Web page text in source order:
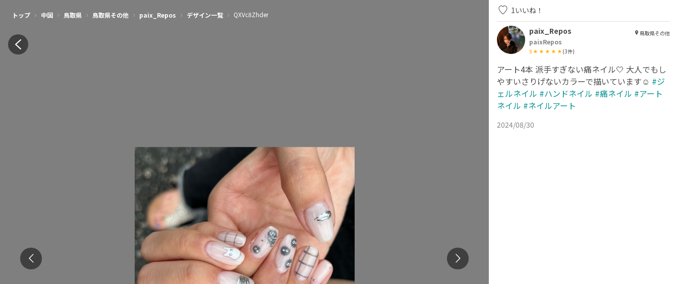
トップ › 中国 › 鳥取県 › 鳥取県その他 › paix_Repos › デザイン一覧 › QXVc8Zhder 1いいね！
paix_Repos
paixRepos
5 (3件)
鳥取県その他
アート4本 派手すぎない痛ネイル🤍 大人でもし
やすいさりげないカラーで描いています☺︎ #ジ
ェルネイル #ハンドネイル #痛ネイル #アート
ネイル #ネイルアート
2024/08/30